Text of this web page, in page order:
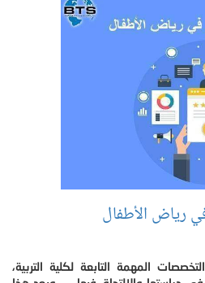
رياض الأطفال
المهمة التابعة لكلية التربية،